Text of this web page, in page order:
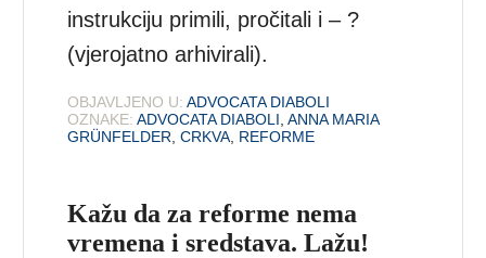
instrukciju primili, pročitali i – ?
(vjerojatno arhivirali).
OBJAVLJENO U: ADVOCATA DIABOLI
OZNAKE: ADVOCATA DIABOLI ,ANNA MARIA
GRÜNFELDER ,CRKVA REFORME
Kažu da za reforme nema
vremena i sredstava. Lažu!